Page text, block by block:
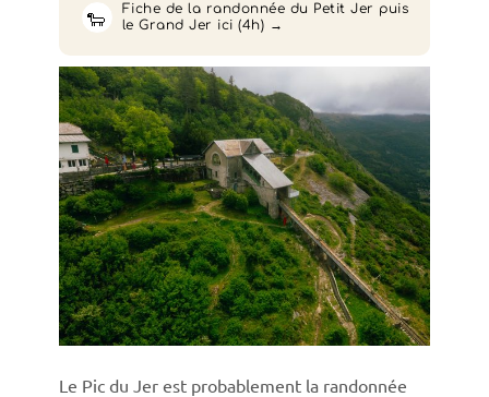
🐑
Fiche de la randonnée du Petit Jer puis
le Grand Jer ici (4h)
Le Pic du Jer est probablement la randonnée